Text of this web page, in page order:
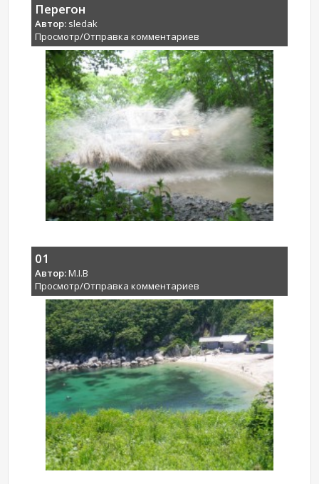
Перегон
Автор: sledak
Просмотр/Отправка комментариев
01
Автор:M.I.B
Просмотр/Отправка комментариев